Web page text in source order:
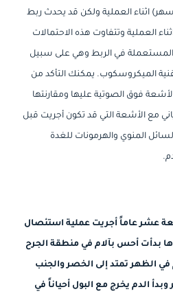
اثناء العملية ولكن قد يحدث ربط
العملية وتتفاوت هذه الاحتمالات
المستعملة في الربط وهي على سبيل
الربط بتقنية الميكروسكوب. يمكنك التأكد من
فوق الصوتية عليها ومقارنتها
مع الأشعة التي قد تكون أجريت قبل
المنوي والهرمونات للغدة
عشر عاماً أجريت عملية استئصال
بدأت أحس بآلام في منطقة الجرح
الظهر تمتد إلى الخصر والجنب
الدم يخرج مع البول أحياناً في